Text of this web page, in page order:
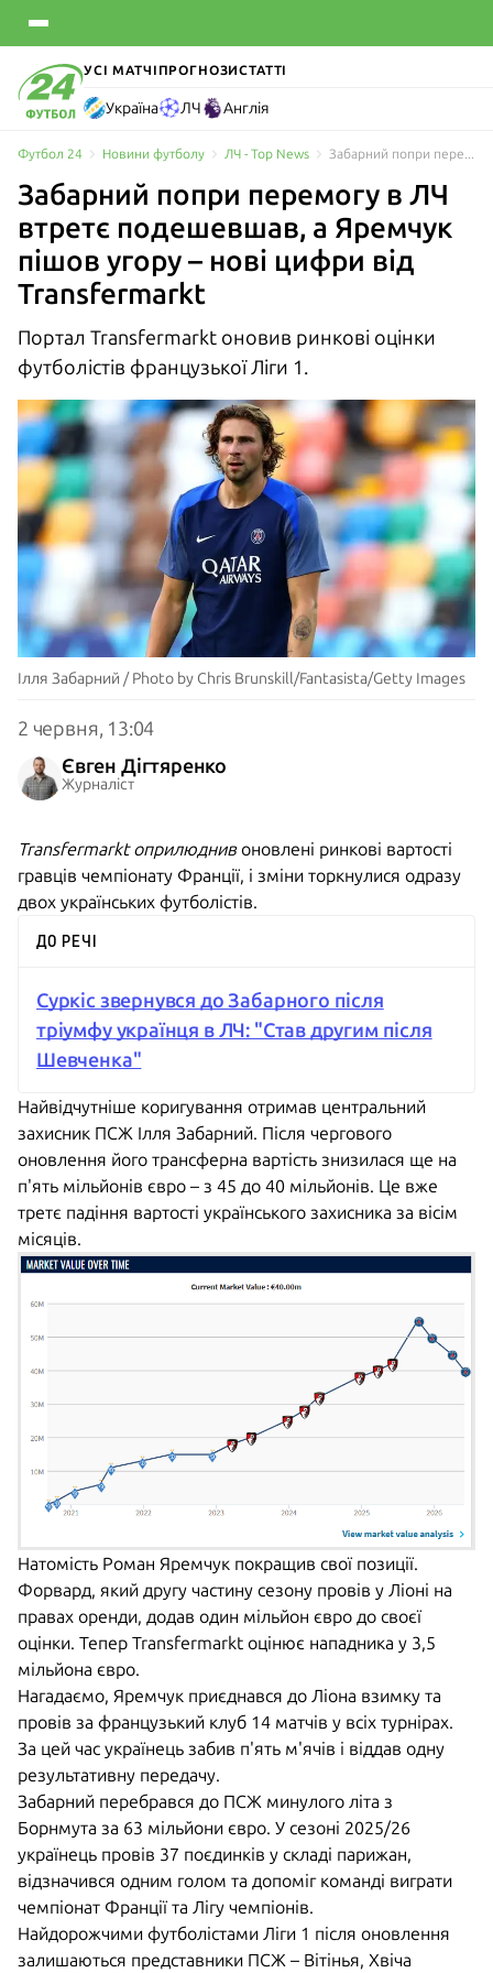
УСІ МАТЧІ ПРОГНОЗИСТАТТІ
Україна ЛЧ Англія
Футбол 24 Новини футболу ЛЧ - Top News
Забарний попри перемогу в ЛЧ
втретє подешевшав, а Яремчук
пішов угору – нові цифри від
Transfermarkt
Портал Transfermarkt оновив ринкові оцінки
футболістів французької Ліги 1.
Ілля Забарний / Photo by Chris Brunskill/Fantasista/Getty Images
2 червня, 13:04
Євген Дігтяренко
Журналіст
Transfermarkt оприлюднив оновлені ринкові вартості
гравців чемпіонату Франції, і зміни торкнулися одразу
двох українських футболістів.
ДО РЕЧІ
Суркіс звернувся до Забарного після
тріумфу українця в ЛЧ: "Став другим після
Шевченка"
Найвідчутніше коригування отримав центральний
захисник ПСЖ Ілля Забарний. Після чергового
оновлення його трансферна вартість знизилася ще на
п'ять мільйонів євро – з 45 до 40 мільйонів. Це вже
третє падіння вартості українського захисника за вісім
місяців.
Натомість Роман Яремчук покращив свої позиції.
Форвард, який другу частину сезону провів у Ліоні на
правах оренди, додав один мільйон євро до своєї
оцінки. Тепер Transfermarkt оцінює нападника у 3,5
мільйона євро.
Нагадаємо, Яремчук приєднався до Ліона взимку та
провів за французький клуб 14 матчів у всіх турнірах.
За цей час українець забив п'ять м'ячів і віддав одну
результативну передачу.
Забарний перебрався до ПСЖ минулого літа з
Борнмута за 63 мільйони євро. У сезоні 2025/26
українець провів 37 поєдинків у складі парижан,
відзначився одним голом та допоміг команді виграти
чемпіонат Франції та Лігу чемпіонів.
Найдорожчими футболістами Ліги 1 після оновлення
залишаються представники ПСЖ – Вітінья, Хвіча